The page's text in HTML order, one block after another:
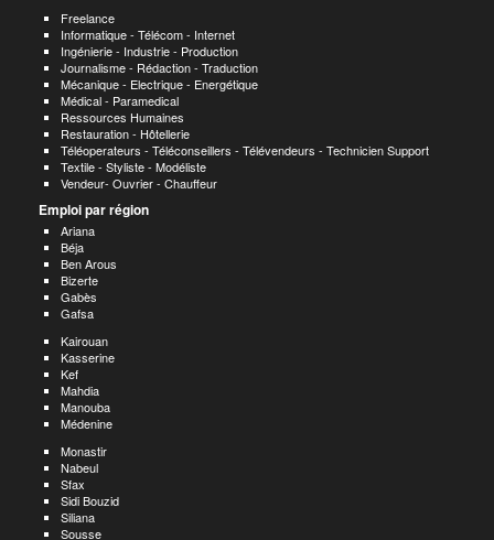
Freelance
Informatique - Télécom - Internet
Ingénierie - Industrie - Production
Journalisme - Rédaction - Traduction
Mécanique - Electrique - Energétique
Médical - Paramedical
Ressources Humaines
Restauration - Hôtellerie
Téléoperateurs - Téléconseillers - Télévendeurs - Technicien Support
Textile - Styliste - Modéliste
Vendeur- Ouvrier - Chauffeur
Emploi par région
Ariana
Béja
Ben Arous
Bizerte
Gabès
Gafsa
Kairouan
Kasserine
Kef
Mahdia
Manouba
Médenine
Monastir
Nabeul
Sfax
Sidi Bouzid
Siliana
Sousse